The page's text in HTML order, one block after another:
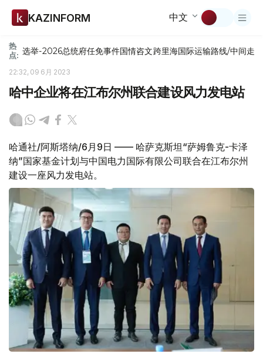
KAZINFORM 中文
热
点: 选举-2026总统府任免事件国情咨文跨里海国际运输路线/中间走廊
22:32, 09 6月 2023
哈中企业将在江布尔州联合建设风力发电站
哈通社/阿斯塔纳/6月9日 —— 哈萨克斯坦“萨姆鲁克-卡泽
纳”国家基金计划与中国电力国际有限公司联合在江布尔州
建设一座风力发电站。